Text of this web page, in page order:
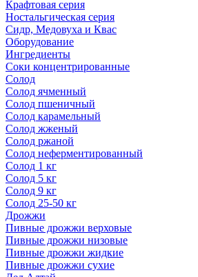
Крафтовая серия
Ностальгическая серия
Сидр, Медовуха и Квас
Оборудование
Ингредиенты
Соки концентрированные
Солод
Солод ячменный
Солод пшеничный
Солод карамельный
Солод жженый
Солод ржаной
Солод неферментированный
Солод 1 кг
Солод 5 кг
Солод 9 кг
Солод 25-50 кг
Дрожжи
Пивные дрожжи верховые
Пивные дрожжи низовые
Пивные дрожжи жидкие
Пивные дрожжи сухие